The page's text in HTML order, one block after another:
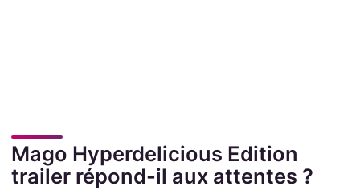
Mago Hyperdelicious Edition
trailer répond-il aux attentes ?